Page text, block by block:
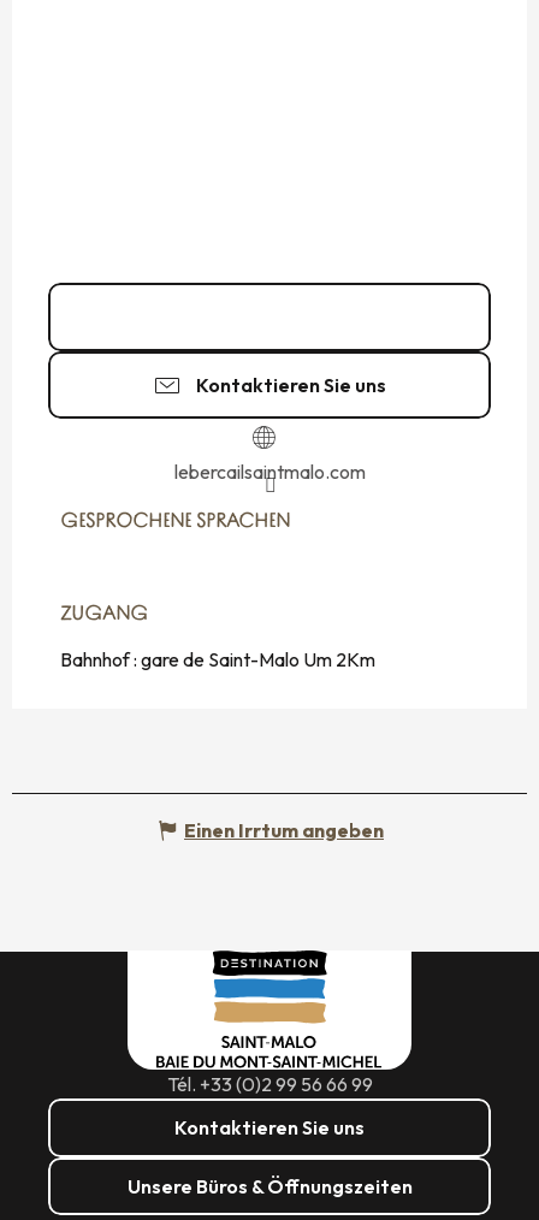
Kontaktieren Sie uns
lebercailsaintmalo.com
GESPROCHENE SPRACHEN
GESPROCHENE SPRACHEN
ZUGANG
ZUGANG
Bahnhof : gare de Saint-Malo Um 2Km
Einen Irrtum angeben
Tél. +33 (0)2 99 56 66 99
Kontaktieren Sie uns
Unsere Büros & Öffnungszeiten